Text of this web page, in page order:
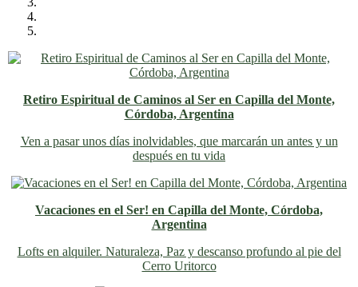
Retiro Espiritual de Caminos al Ser en Capilla del Monte,
Córdoba, Argentina
Ven a pasar unos días inolvidables, que marcarán un antes y un
después en tu vida
Vacaciones en el Ser! en Capilla del Monte, Córdoba,
Argentina
Lofts en alquiler. Naturaleza, Paz y descanso profundo al pie del
Cerro Uritorco